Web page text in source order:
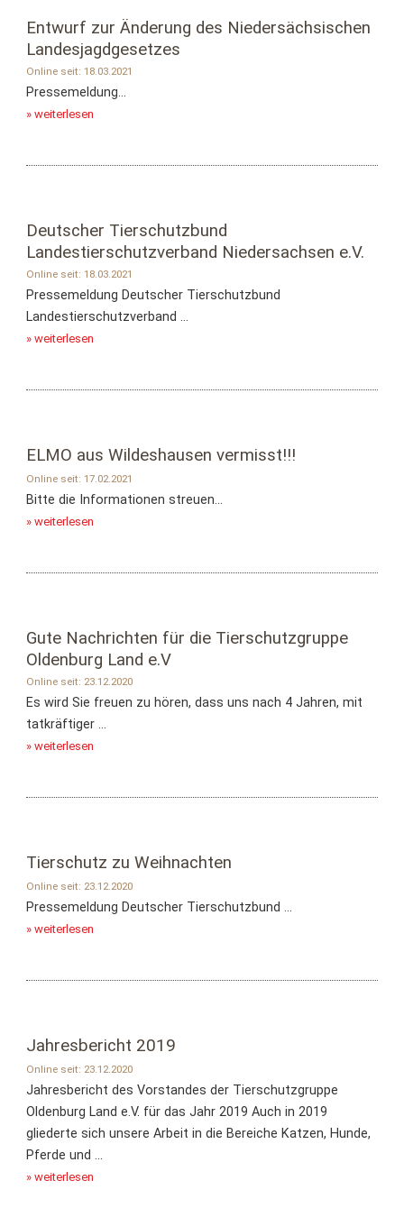
Entwurf zur Änderung des Niedersächsischen
Landesjagdgesetzes
Online seit: 18.03.2021
Pressemeldung...
» weiterlesen
Deutscher Tierschutzbund
Landestierschutzverband Niedersachsen e.V.
Online seit: 18.03.2021
Pressemeldung Deutscher Tierschutzbund
Landestierschutzverband ...
» weiterlesen
ELMO aus Wildeshausen vermisst!!!
Online seit: 17.02.2021
Bitte die Informationen streuen...
» weiterlesen
Gute Nachrichten für die Tierschutzgruppe
Oldenburg Land e.V
Online seit: 23.12.2020
Es wird Sie freuen zu hören, dass uns nach 4 Jahren, mit
tatkräftiger ...
» weiterlesen
Tierschutz zu Weihnachten
Online seit: 23.12.2020
Pressemeldung Deutscher Tierschutzbund ...
» weiterlesen
Jahresbericht 2019
Online seit: 23.12.2020
Jahresbericht des Vorstandes der Tierschutzgruppe
Oldenburg Land e.V. für das Jahr 2019 Auch in 2019
gliederte sich unsere Arbeit in die Bereiche Katzen, Hunde,
Pferde und ...
» weiterlesen